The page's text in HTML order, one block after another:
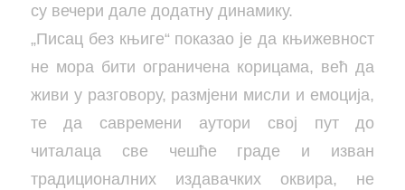
су вечери дале додатну динамику.
„Писац без књиге“ показао је да књижевност
не мора бити ограничена корицама, већ да
живи у разговору, размјени мисли и емоција,
те да савремени аутори свој пут до
читалаца све чешће граде и изван
традиционалних издавачких оквира, не